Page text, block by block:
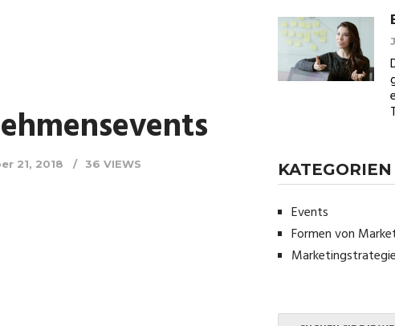
21, 2018 36 VIEWS KATEGORIEN
Events
Formen von